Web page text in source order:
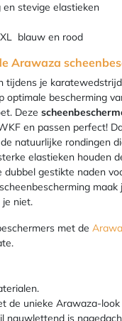
stevige elastieken
blauw en rood
Arawaza
tijdens je
bescherming
Deze
en passen perfect!
natuurlijke rondingen
elastieken houden
dubbel gestikte naden
maak
niet.
met de
de unieke Arawaza-look
nauwlettend is